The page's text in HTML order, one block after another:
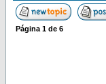
Página 1 de 6